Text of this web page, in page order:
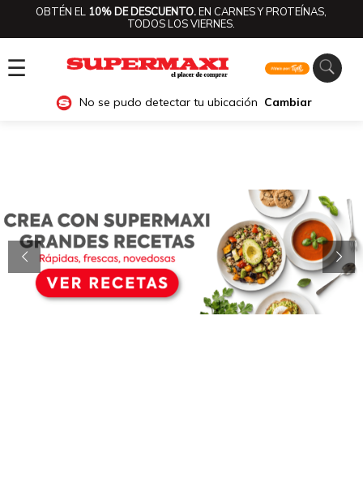
OBTÉN EL 10% DE DESCUENTO.EN CARNES Y PROTEÍNAS,
TODOS LOS VIERNES.
☰
No se pudo detectar tu ubicación Cambiar